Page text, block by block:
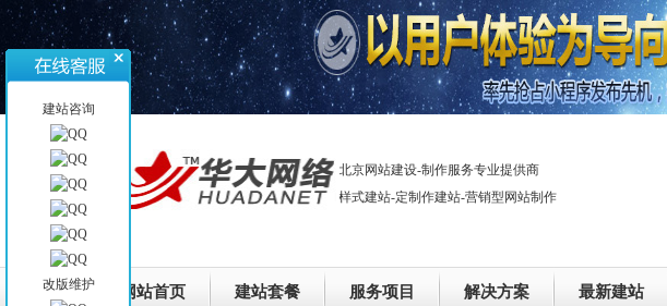
北京网站建设-制作服务专业提供商
样式建站-定制作建站-营销型网站制作
网站首页 建站套餐 服务项目 解决方案 最新建站
建站咨询
改版维护